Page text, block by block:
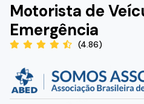
Motorista de
Emergência
(4.86)